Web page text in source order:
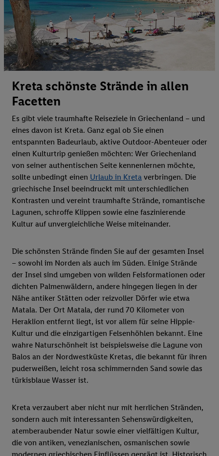
Kreta schönste Strände in allen
Facetten
Es gibt viele traumhafte Reiseziele in Griechenland – und
eines davon ist Kreta. Ganz egal ob Sie einen
entspannten Badeurlaub, aktive Outdoor-Abenteuer oder
einen Kulturtrip genießen möchten: Wer Griechenland
von seiner authentischen Seite kennenlernen möchte,
sollte unbedingt einen Urlaub in Kreta verbringen. Die
griechische Insel beeindruckt mit unterschiedlichen
Kontrasten und vereint traumhafte Strände, romantische
Lagunen, schroffe Klippen sowie eine faszinierende
Kultur auf unvergleichliche Weise miteinander.
Die schönsten Strände finden Sie auf der gesamten Insel
– sowohl im Norden als auch im Süden. Einige Strände
der Insel sind umgeben von wilden Felsformationen oder
dichten Palmenwäldern, andere hingegen liegen in der
Nähe antiker Stätten oder reizvoller Dörfer wie etwa
Matala. Der Ort Matala, der rund 70 Kilometer von
Heraklion entfernt liegt, ist vor allem für seine Hippie-
Kultur und die einzigartigen Felsenhöhlen bekannt. Eine
wahre Naturschönheit ist beispielsweise die Lagune von
Balos an der Nordwestküste Kretas, die bekannt für ihren
puderweißen, leicht rosa schimmernden Sand sowie das
türkisblaue Wasser ist.
Kreta verzaubert aber nicht nur mit herrlichen Stränden,
sondern auch mit interessanten Sehenswürdigkeiten,
atemberaubender Natur sowie einer vielfältigen Kultur,
die von antiken, venezianischen, osmanischen sowie